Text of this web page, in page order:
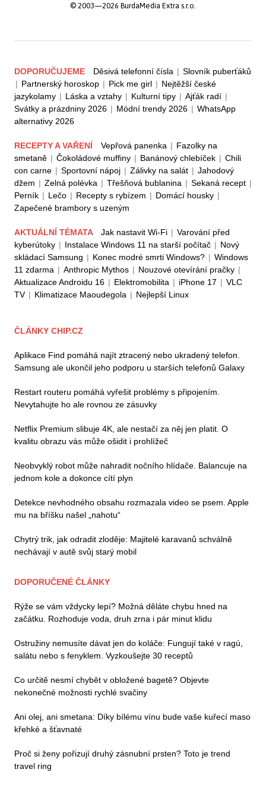
© 2003—2026 BurdaMedia Extra s.r.o.
DOPORUČUJEME Děsivá telefonní čísla | Slovník puberťáků
| Partnerský horoskop | Pick me girl | Nejtěžší české
jazykolamy | Láska a vztahy | Kulturní tipy | Ajťák radí |
Svátky a prázdniny 2026 | Módní trendy 2026 | WhatsApp
alternativy 2026
RECEPTY A VAŘENÍ Vepřová panenka | Fazolky na
smetaně | Čokoládové muffiny | Banánový chlebíček | Chili
con carne | Sportovní nápoj | Zálivky na salát | Jahodový
džem | Zelná polévka | Třešňová bublanina | Sekaná recept |
Perník | Lečo | Recepty s rybízem | Domácí housky |
Zapečené brambory s uzeným
AKTUÁLNÍ TÉMATA Jak nastavit Wi-Fi | Varování před
kyberútoky | Instalace Windows 11 na starší počítač | Nový
skládací Samsung | Konec modré smrti Windows? | Windows
11 zdarma | Anthropic Mythos | Nouzové otevírání pračky |
Aktualizace Androidu 16 | Elektromobilita | iPhone 17 | VLC
TV | Klimatizace Maoudegola | Nejlepší Linux
ČLÁNKY CHIP.CZ
Aplikace Find pomáhá najít ztracený nebo ukradený telefon.
Samsung ale ukončil jeho podporu u starších telefonů Galaxy
Restart routeru pomáhá vyřešit problémy s připojením.
Nevytahujte ho ale rovnou ze zásuvky
Netflix Premium slibuje 4K, ale nestačí za něj jen platit. O
kvalitu obrazu vás může ošidit i prohlížeč
Neobvyklý robot může nahradit nočního hlídače. Balancuje na
jednom kole a dokonce cítí plyn
Detekce nevhodného obsahu rozmazala video se psem. Apple
mu na bříšku našel „nahotu“
Chytrý trik, jak odradit zloděje: Majitelé karavanů schválně
nechávají v autě svůj starý mobil
DOPORUČENÉ ČLÁNKY
Rýže se vám vždycky lepí? Možná děláte chybu hned na
začátku. Rozhoduje voda, druh zrna i pár minut klidu
Ostružiny nemusíte dávat jen do koláče: Fungují také v ragú,
salátu nebo s fenyklem. Vyzkoušejte 30 receptů
Co určitě nesmí chybět v obložené bagetě? Objevte
nekonečné možnosti rychlé svačiny
Ani olej, ani smetana: Díky bílému vínu bude vaše kuřecí maso
křehké a šťavnaté
Proč si ženy pořizují druhý zásnubní prsten? Toto je trend
travel ring